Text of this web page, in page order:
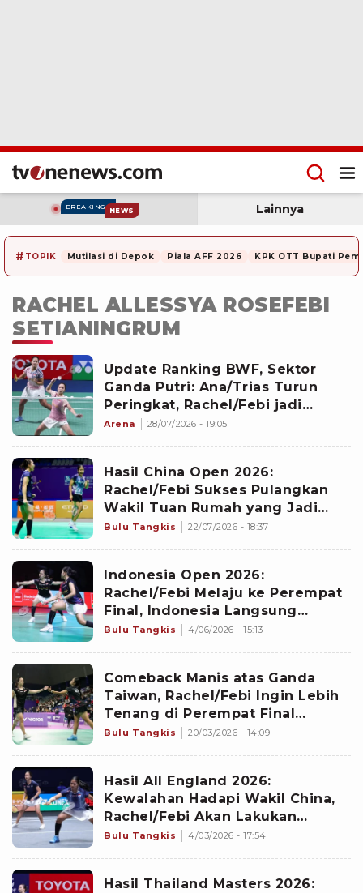
BREAKING NEWS Lainnya
# TOPIK Mutilasi di Depok Piala AFF 2026 KPK OTT Bupati
RACHEL ALLESSYA ROSEFEBI
SETIANINGRUM
Update Ranking BWF, Sektor
Ganda Putri: Ana/Trias Turun
Peringkat, Rachel/Febi jadi
Pasangan Indonesia Terbaik
Arena 28/07/2026 - 19:05
Hasil China Open 2026:
Rachel/Febi Sukses Pulangkan
Wakil Tuan Rumah yang Jadi
Unggulan Kedua di Babak
Bulu Tangkis 22/07/2026 - 18:37
Indonesia Open 2026:
Rachel/Febi Melaju ke Perempat
Final, Indonesia Langsung
Pastikan Satu Tempat di Babak
Bulu Tangkis 4/06/2026 - 15:13
Comeback Manis atas Ganda
Taiwan, Rachel/Febi Ingin Lebih
Tenang di Perempat Final
Orleans Masters 2026
Bulu Tangkis 20/03/2026 - 14:09
Hasil All England 2026:
Kewalahan Hadapi Wakil China,
Rachel/Febi Akan Lakukan
Evaluasi Skema Permainan
Bulu Tangkis 4/03/2026 - 17:54
Hasil Thailand Masters 2026: